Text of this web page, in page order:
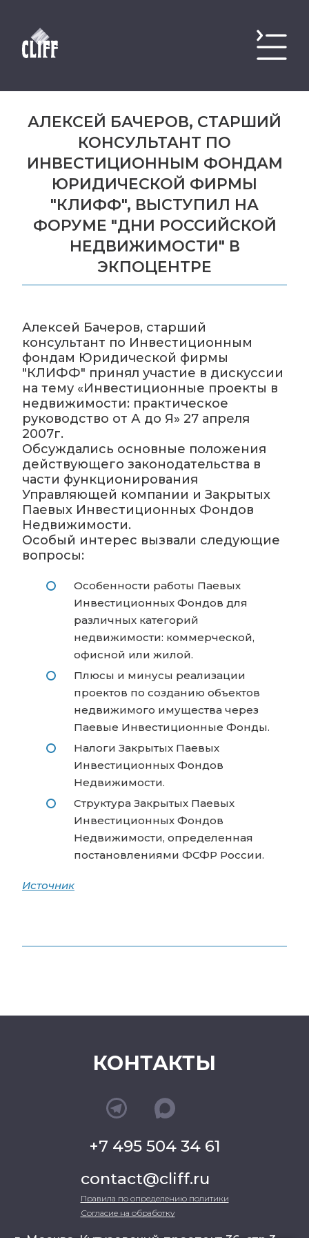
АЛЕКСЕЙ БАЧЕРОВ, СТАРШИЙ
КОНСУЛЬТАНТ ПО
ИНВЕСТИЦИОННЫМ ФОНДАМ
ЮРИДИЧЕСКОЙ ФИРМЫ
"КЛИФФ", ВЫСТУПИЛ НА
ФОРУМЕ "ДНИ РОССИЙСКОЙ
НЕДВИЖИМОСТИ" В
ЭКПОЦЕНТРЕ
Алексей Бачеров, старший
консультант по Инвестиционным
фондам Юридической фирмы
"КЛИФФ" принял участие в дискуссии
на тему «Инвестиционные проекты в
недвижимости: практическое
руководство от А до Я» 27 апреля
2007г.
Обсуждались основные положения
действующего законодательства в
части функционирования
Управляющей компании и Закрытых
Паевых Инвестиционных Фондов
Недвижимости.
Особый интерес вызвали следующие
вопросы:
Особенности работы Паевых
Инвестиционных Фондов для
различных категорий
недвижимости: коммерческой,
офисной или жилой.
Плюсы и минусы реализации
проектов по созданию объектов
недвижимого имущества через
Паевые Инвестиционные Фонды.
Налоги Закрытых Паевых
Инвестиционных Фондов
Недвижимости.
Структура Закрытых Паевых
Инвестиционных Фондов
Недвижимости, определенная
постановлениями ФСФР России.
Источник
КОНТАКТЫ
+7 495 504 34 61
contact@cliff.ru
Правила по определению политики
Согласие на обработку